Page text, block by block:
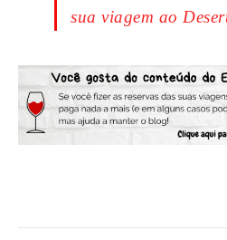
sua viagem ao